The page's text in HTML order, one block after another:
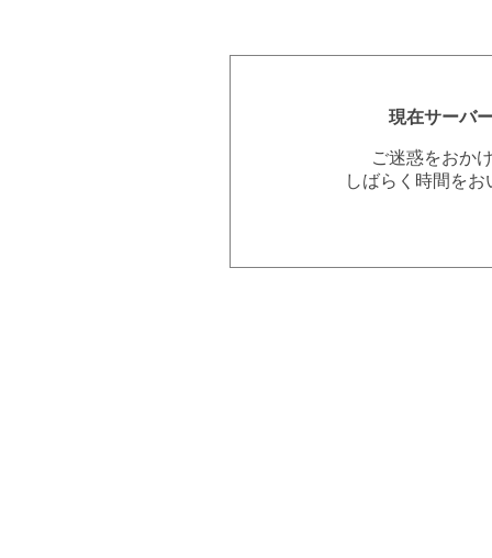
現在サーバ
ご迷惑をおか
しばらく時間を